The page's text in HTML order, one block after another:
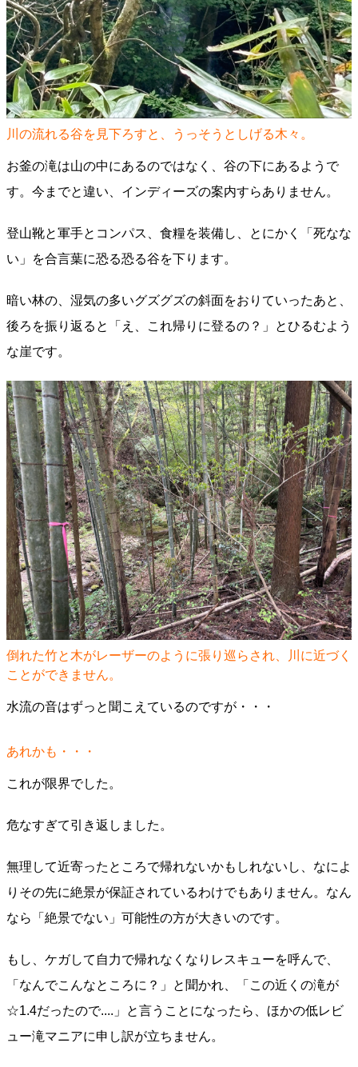
川の流れる谷を見下ろすと、うっそうとしげる木々。
お釜の滝は山の中にあるのではなく、谷の下にあるようで
す。今までと違い、インディーズの案内すらありません。
登山靴と軍手とコンパス、食糧を装備し、とにかく「死なな
い」を合言葉に恐る恐る谷を下ります。
暗い林の、湿気の多いグズグズの斜面をおりていったあと、
後ろを振り返ると「え、これ帰りに登るの？」とひるむよう
な崖です。
倒れた竹と木がレーザーのように張り巡らされ、川に近づく
ことができません。
水流の音はずっと聞こえているのですが・・・
あれかも・・・
これが限界でした。
危なすぎて引き返しました。
無理して近寄ったところで帰れないかもしれないし、なによ
りその先に絶景が保証されているわけでもありません。なん
なら「絶景でない」可能性の方が大きいのです。
もし、ケガして自力で帰れなくなりレスキューを呼んで、
「なんでこんなところに？」と聞かれ、「この近くの滝が
☆1.4だったので....」と言うことになったら、ほかの低レビ
ュー滝マニアに申し訳が立ちません。